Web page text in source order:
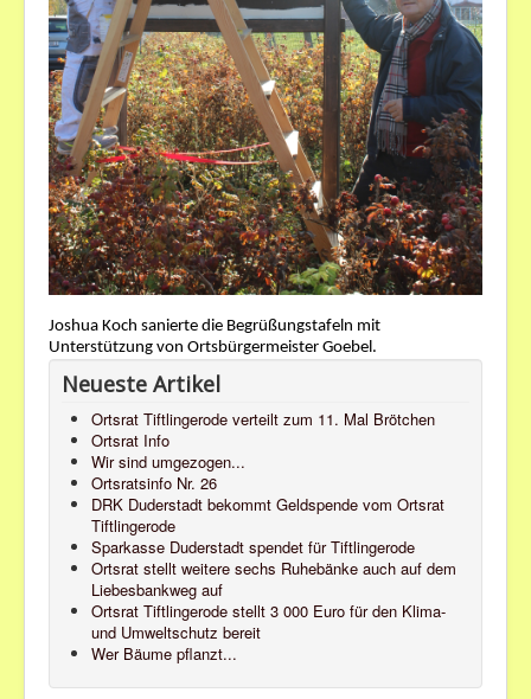
Joshua Koch sanierte die Begrüßungstafeln mit
Unterstützung von Ortsbürgermeister Goebel.
Neueste Artikel
Ortsrat Tiftlingerode verteilt zum 11. Mal Brötchen
Ortsrat Info
Wir sind umgezogen...
Ortsratsinfo Nr. 26
DRK Duderstadt bekommt Geldspende vom Ortsrat
Tiftlingerode
Sparkasse Duderstadt spendet für Tiftlingerode
Ortsrat stellt weitere sechs Ruhebänke auch auf dem
Liebesbankweg auf
Ortsrat Tiftlingerode stellt 3 000 Euro für den Klima-
und Umweltschutz bereit
Wer Bäume pflanzt...